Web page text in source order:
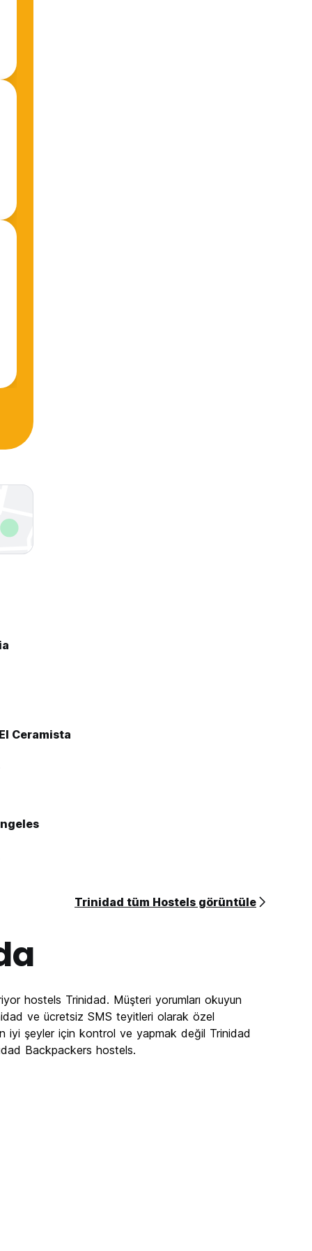
Ceramista
Trinidad tüm Hostels görüntüle
hostels Trinidad. Müşteri yorumları okuyun
ve ücretsiz SMS teyitleri olarak özel
iyi şeyler için kontrol ve yapmak değil Trinidad
Backpackers hostels.